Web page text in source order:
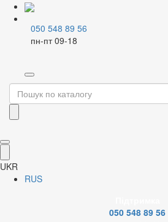
050 548 89 56
пн-пт 09-18
UKR
RUS
050 548 89 56
Home Водовідведення
Внутрішня каналізація
Фітинг
PDF document
Артикул СВК-Ф-018